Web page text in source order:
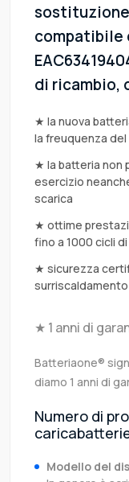
compatibile
di ricambio,
★ la nuova
la freuquenza
★ la batteria non
esercizio
scarica
★ ottime
fino a 1000 cicli
★ sicurezza
★ 1 anni di
Batteriaone®
diamo 1 anni di
Numero di
Modello del